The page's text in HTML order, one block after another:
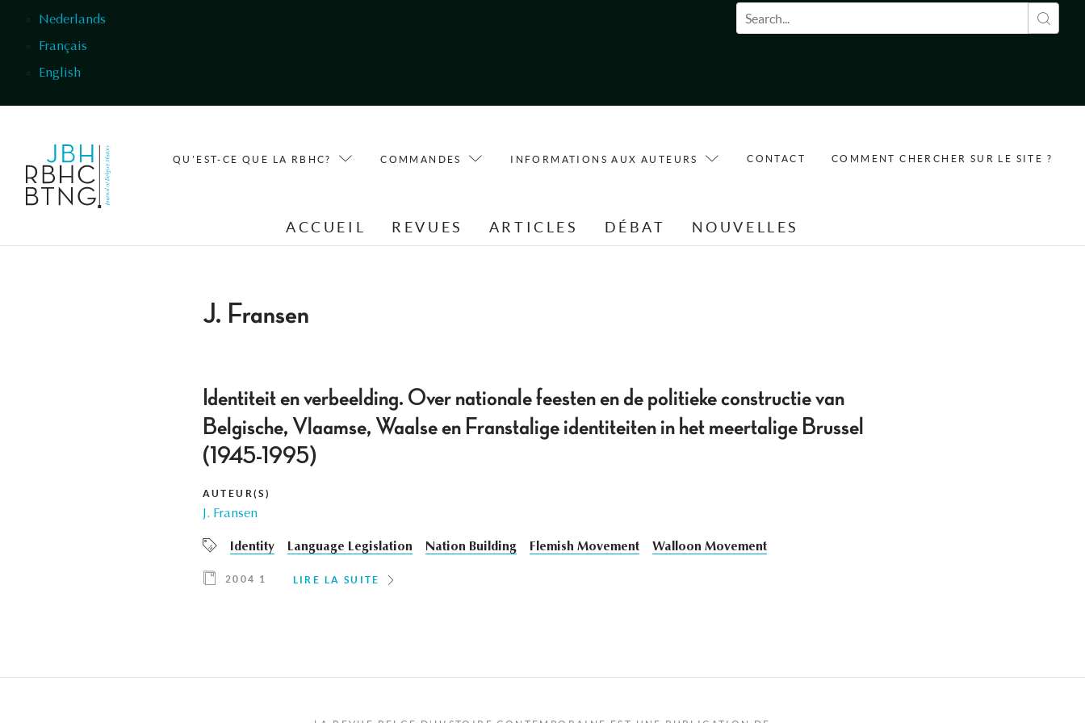
Nederlands
Français
English
Formulaire de recherche
QU'EST-CE QUE LA RBHC? COMMANDES INFORMATIONS AUX AUTEURS CONTACT COMMENT CHERCHER SUR LE SITE ?
ACCUEIL REVUES ARTICLES DÉBAT NOUVELLES
J. Fransen
Identiteit en verbeelding. Over nationale feesten en de politieke constructie van
Belgische, Vlaamse, Waalse en Franstalige identiteiten in het meertalige Brussel
(1945-1995)
AUTEUR(S)
J. Fransen
Identity Language Legislation Nation Building Flemish Movement Walloon Movement
2004 1 LIRE LA SUITE